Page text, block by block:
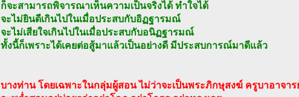
ก็จะสามารถพิจารณาเห็นความเป็นจริงได้ ทำใจได้
จะไม่ยินดีเกินไปในเมื่อประสบกับอิฏฐารมณ์
จะไม่เสียใจเกินไปในเมื่อประสบกับอนิฏฐารมณ์
ทั้งนี้ก็เพราะได้เคยต่อสู้มาแล้วเป็นอย่างดี มีประสบการณ์มาดีแล้ว
บางท่าน โดยเฉพาะในกลุ่มผู้สอน ไม่ว่าจะเป็นพระภิกษุสงฆ์ ครูบาอาจาร